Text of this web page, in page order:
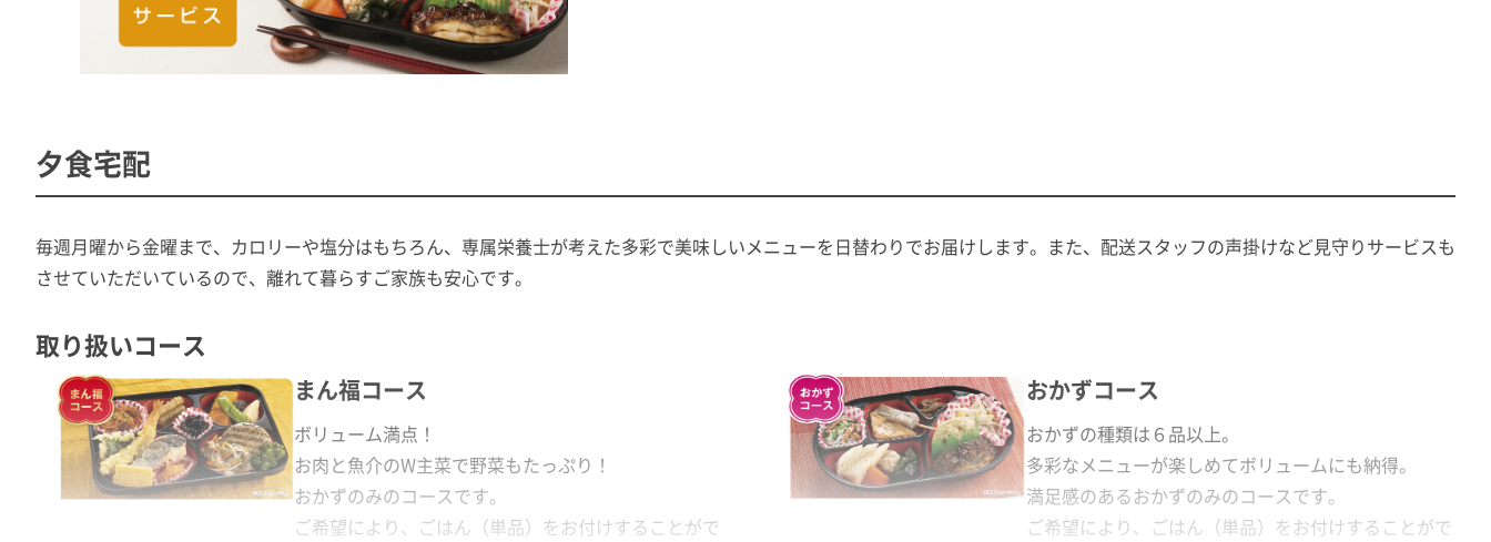
夕食宅配
毎週月曜から金曜まで、カロリーや塩分はもちろん、専属栄養士が考えた多彩で美味しいメニューを日替わりでお届けします。また、配送スタッフの声掛けなど見守りサービスも
させていただいているので、離れて暮らすご家族も安心です。
取り扱いコース
まん福コース
ボリューム満点！
お肉と魚介のW主菜で野菜もたっぷり！
おかずのみのコースです。
ご希望により、ごはん（単品）をお付けすることがで
おかずコース
おかずの種類は６品以上。
多彩なメニューが楽しめてボリュームにも納得。
満足感のあるおかずのみのコースです。
ご希望により、ごはん（単品）をお付けすることがで